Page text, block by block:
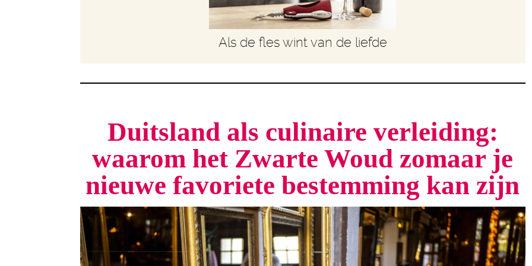
Als de fles wint van de liefde
Duitsland als culinaire verleiding:
waarom het Zwarte Woud zomaar je
nieuwe favoriete bestemming kan zijn